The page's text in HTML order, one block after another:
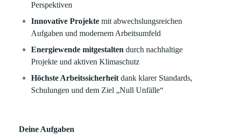
Perspektiven
Innovative Projekte mit abwechslungsreichen
Aufgaben und modernem Arbeitsumfeld
Energiewende mitgestalten durch nachhaltige
Projekte und aktiven Klimaschutz
Höchste Arbeitssicherheit dank klarer Standards,
Schulungen und dem Ziel „Null Unfälle“
Deine Aufgaben